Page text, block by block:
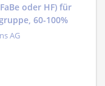
oder HF) für
60-100%
AG